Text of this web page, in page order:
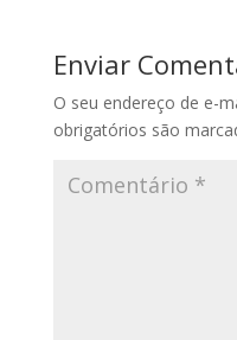
Enviar
O seu endereço de e-
obrigatórios são